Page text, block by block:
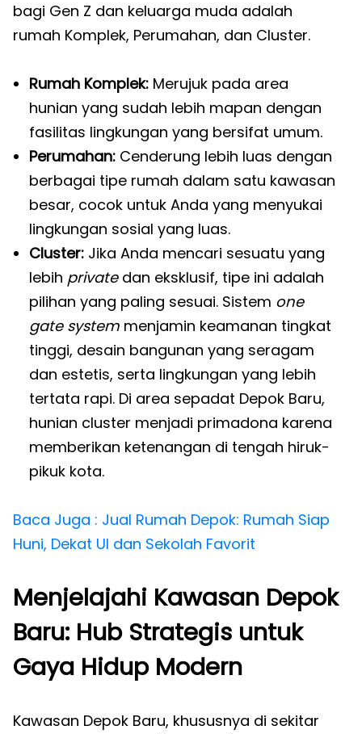
bagi Gen Z dan keluarga muda adalah
rumah Komplek, Perumahan, dan Cluster.
Rumah Komplek: Merujuk pada area
hunian yang sudah lebih mapan dengan
fasilitas lingkungan yang bersifat umum.
Perumahan: Cenderung lebih luas dengan
berbagai tipe rumah dalam satu kawasan
besar, cocok untuk Anda yang menyukai
lingkungan sosial yang luas.
Cluster: Jika Anda mencari sesuatu yang
lebih privatedan eksklusif, tipe ini adalah
pilihan yang paling sesuai. Sistem one
gate system menjamin keamanan tingkat
tinggi, desain bangunan yang seragam
dan estetis, serta lingkungan yang lebih
tertata rapi. Di area sepadat Depok Baru,
hunian cluster menjadi primadona karena
memberikan ketenangan di tengah hiruk-
pikuk kota.
Baca Juga : Jual Rumah Depok: Rumah Siap
Huni, Dekat UI dan Sekolah Favorit
Menjelajahi Kawasan Depok
Baru: Hub Strategis untuk
Gaya Hidup Modern
Kawasan Depok Baru, khususnya di sekitar